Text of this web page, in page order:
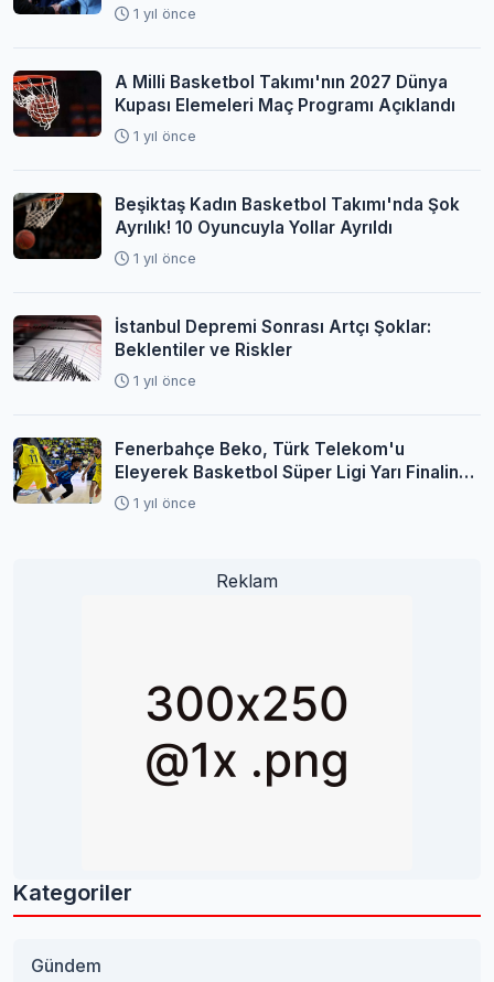
1 yıl önce
A Milli Basketbol Takımı'nın 2027 Dünya
Kupası Elemeleri Maç Programı Açıklandı
1 yıl önce
Beşiktaş Kadın Basketbol Takımı'nda Şok
Ayrılık! 10 Oyuncuyla Yollar Ayrıldı
1 yıl önce
İstanbul Depremi Sonrası Artçı Şoklar:
Beklentiler ve Riskler
1 yıl önce
Fenerbahçe Beko, Türk Telekom'u
Eleyerek Basketbol Süper Ligi Yarı Finaline
Yükseldi
1 yıl önce
Reklam
Kategoriler
Gündem